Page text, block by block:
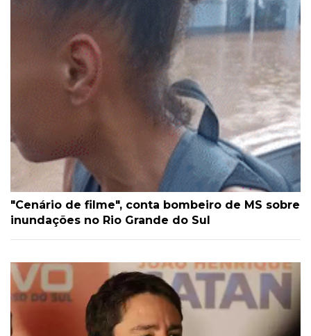
"Cenário de filme", conta bombeiro de MS sobre
inundações no Rio Grande do Sul